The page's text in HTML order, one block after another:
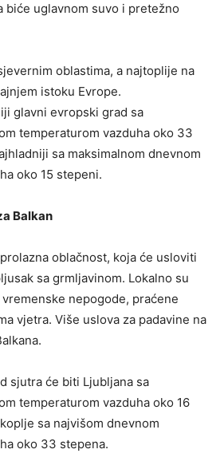
biće uglavnom suvo i pretežno
oblastima, a najtoplije na
istoku Evrope.
glavni evropski grad sa
temperaturom vazduha oko 33
sa maksimalnom dnevnom
oko 15 stepeni.
Balkan
oblačnost, koja će usloviti
sa grmljavinom. Lokalno su
nepogode, praćene
vjetra. Više uslova za padavine na
sjutra će biti Ljubljana sa
temperaturom vazduha oko 16
sa najvišom dnevnom
oko 33 stepena.